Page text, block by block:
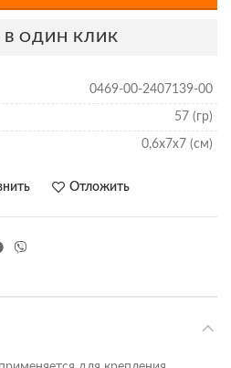
В ОДИН КЛИК
0469-00-2407139-00
57 (гр)
0,6х7х7 (см)
Отложить